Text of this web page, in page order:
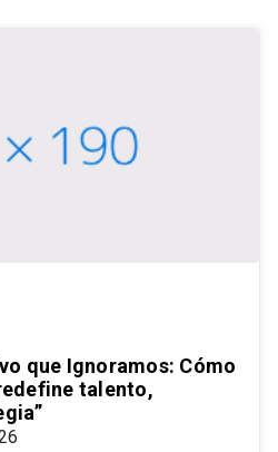
que Ignoramos: Cómo
talento,